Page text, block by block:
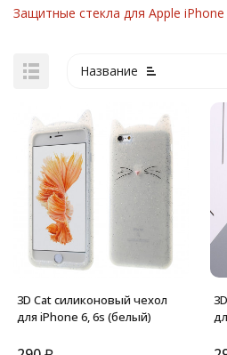
Защитные стекла для Apple iPhone
Название
3D Cat силиконовый чехол
для iPhone 6, 6s (белый)